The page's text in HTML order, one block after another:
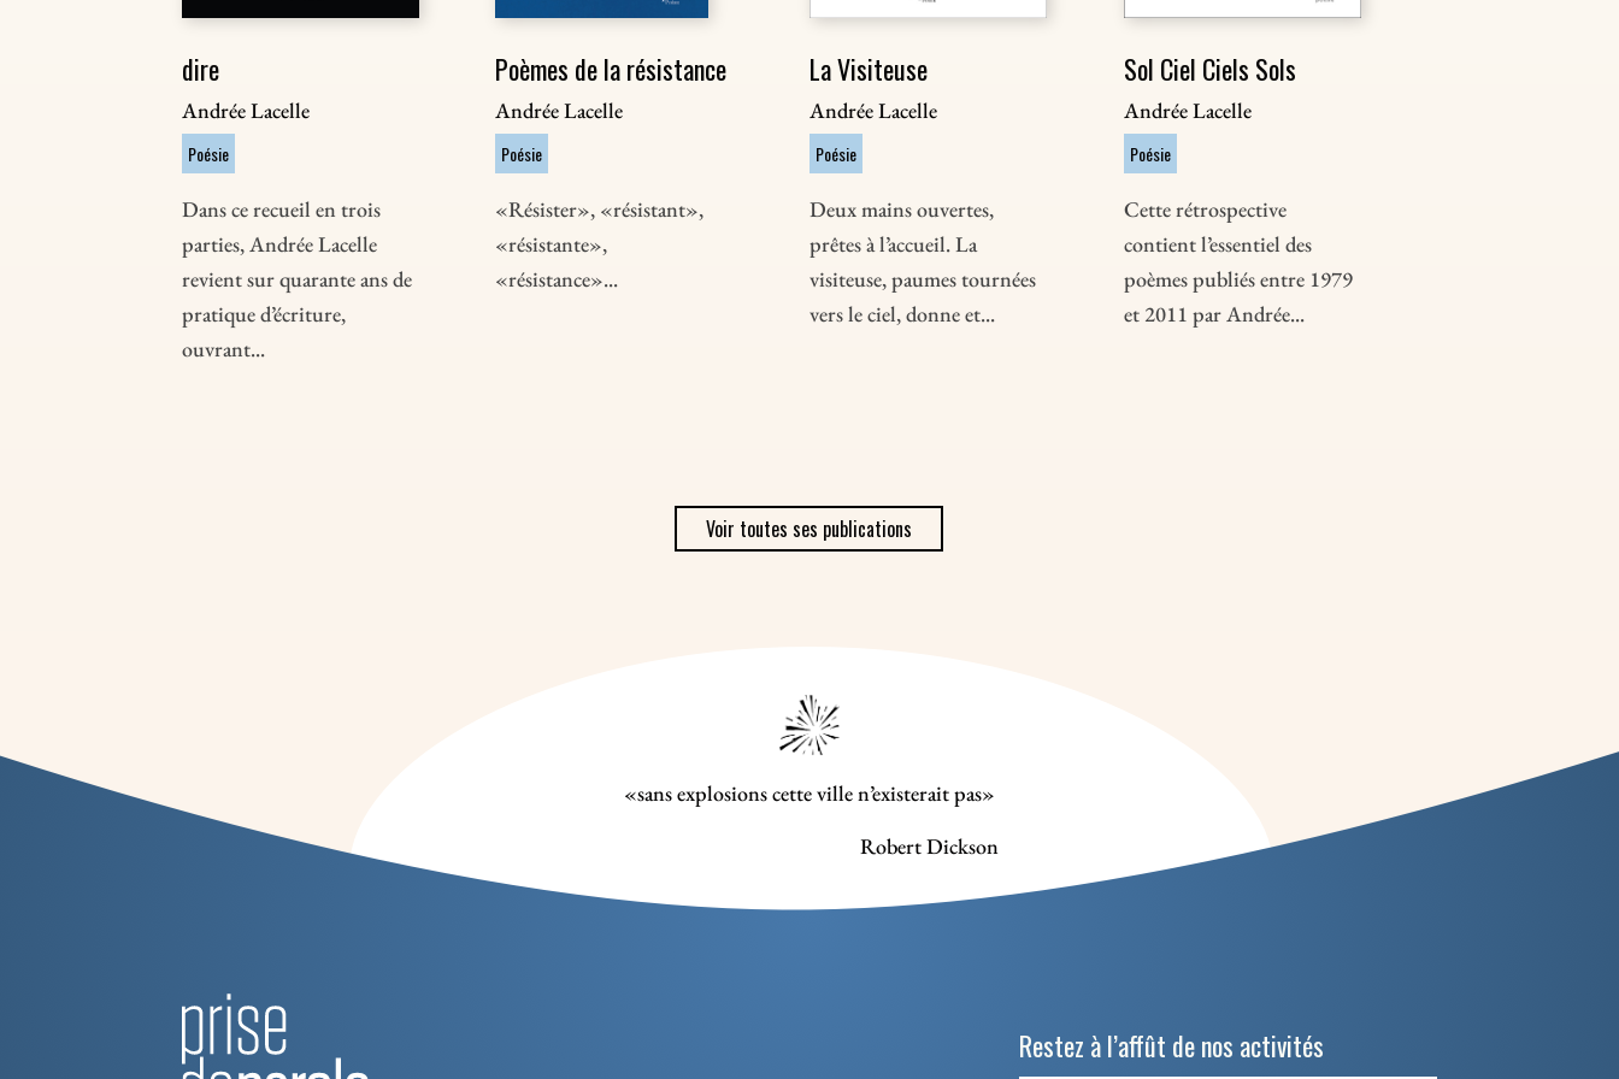
dire
Andrée Lacelle
Poésie
Dans ce recueil en trois
parties, Andrée Lacelle
revient sur quarante ans de
pratique d’écriture,
ouvrant...
Poèmes de la résistance
Andrée Lacelle
Poésie
«Résister», «résistant»,
«résistante»,
«résistance»...
La Visiteuse
Andrée Lacelle
Poésie
Deux mains ouvertes,
prêtes à l’accueil. La
visiteuse, paumes tournées
vers le ciel, donne et...
Sol Ciel Ciels Sols
Andrée Lacelle
Poésie
Cette rétrospective
contient l’essentiel des
poèmes publiés entre 1979
et 2011 par Andrée...
Voir toutes ses publications
«sans explosions cette ville n’existerait pas»
Robert Dickson
Restez à l’affût de nos activités